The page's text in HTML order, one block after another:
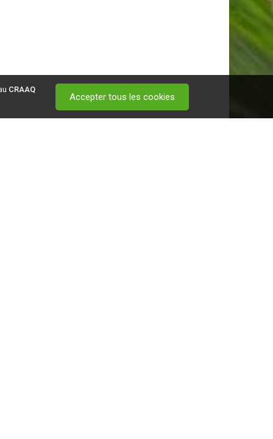
CRAAQ
Accepter tous les cookies